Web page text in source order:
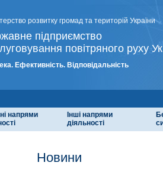
розвитку громад та територій України
підприємство
повітряного руху
Ефективність. Відповідальність
напрями
Інші напрями
діяльності
Новини